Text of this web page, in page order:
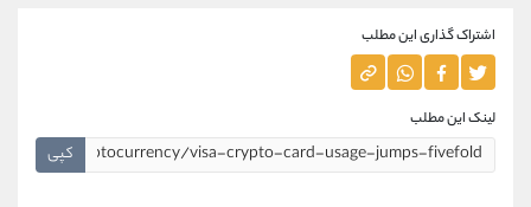
اشتراک گذاری این مطلب
لینک این مطلب
کپی